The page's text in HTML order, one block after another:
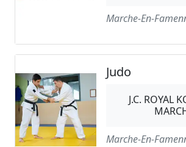
Marche-En-
Judo
J.C. ROYAL
Marche-En-